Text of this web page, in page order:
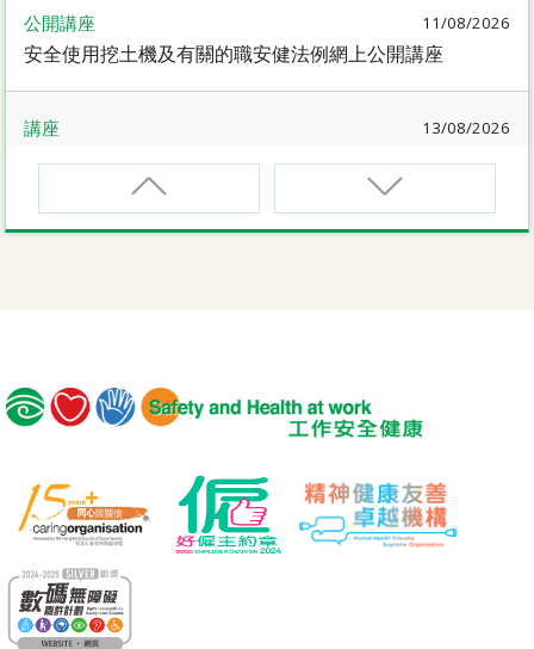
電動車維修安全課程
MICM
組裝合成建築工程管理人員訓練課程
MICW
組裝合成建築工程工作安全訓練課程
TST
安全使用可伸縮工作台
公開講座 11/08/2026
安全使用挖土機及有關的職安健法例網上公開講座
講座 13/08/2026
職業健康大奬2026-27網上簡介會暨講座
講座 17/08/2026
危險品的安全規管與危險物質相關規例網上公開講座
【好心情@健康工作間】醫護服務業之「拒絕壓力爆煲：
『七好』減壓法的科學減壓之道」網上講座
講座
【護心計劃/好心情@健康工作間】重拾健康由「戒煙」做